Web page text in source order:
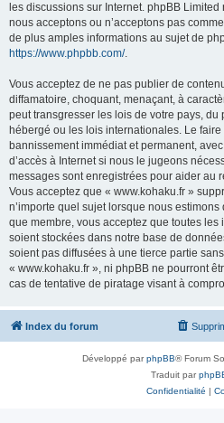
les discussions sur Internet. phpBB
nous acceptons ou n’acceptons pas
de plus amples informations au sujet de
https://www.phpbb.com/.
Vous acceptez de ne pas publier de
diffamatoire, choquant, menaçant, à
peut transgresser les lois de votre pays, du
hébergé ou les lois internationales. Le
bannissement immédiat et permanent,
d’accès à Internet si nous le jugeons
messages sont enregistrées pour aider au
Vous acceptez que « www.kohaku.fr »
n’importe quel sujet lorsque nous
que membre, vous acceptez que toutes
soient stockées dans notre base de
soient pas diffusées à une tierce partie
« www.kohaku.fr », ni phpBB ne pourront
cas de tentative de piratage visant à
Index du forum
Développé parphpBB® Forum
Traduit par
Confidentialité |